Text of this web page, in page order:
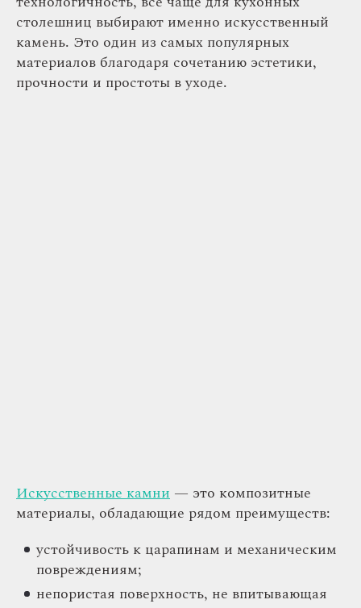
столешниц выбирают именно искусственный
камень. Это один из самых популярных
материалов благодаря сочетанию эстетики,
прочности и простоты в уходе.
Искусственные камни — это композитные
материалы, обладающие рядом преимуществ:
устойчивость к царапинам и механическим
повреждениям;
непористая поверхность, не впитывающая